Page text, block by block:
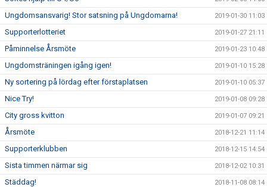
Ungdomsansvarig! Stor satsning på Ungdomarna! 2019-01-30 11:03
Supporterlotteriet 2019-01-27 21:11
Påminnelse Årsmöte 2019-01-23 10:48
Ungdomsträningen igång igen! 2019-01-10 15:28
Ny sortering på lördag efter förstaplatsen 2019-01-10 05:37
Nice Try! 2019-01-08 09:28
City gross kvitton 2019-01-07 09:21
Årsmöte 2018-12-21 11:14
Supporterklubben 2018-12-15 14:54
Sista timmen närmar sig 2018-12-02 10:31
Städdag! 2018-11-08 08:14